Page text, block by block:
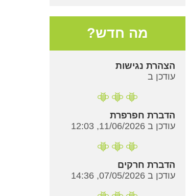
מה חדש?
הצהרת נגישות
עודכן ב
הדברת חפרפרת
עודכן ב 11/06/2026, 12:03
הדברת חרקים
עודכן ב 07/05/2026, 14:36